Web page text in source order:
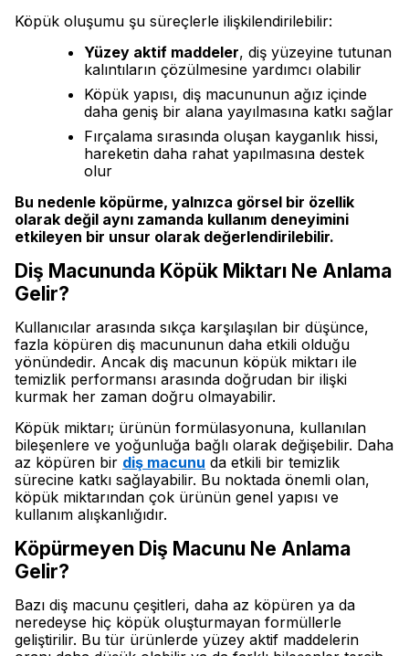
Köpük oluşumu şu süreçlerle ilişkilendirilebilir:
Yüzey aktif maddeler, diş yüzeyine tutunan
kalıntıların çözülmesine yardımcı olabilir
Köpük yapısı, diş macununun ağız içinde
daha geniş bir alana yayılmasına katkı sağlar
Fırçalama sırasında oluşan kayganlık hissi,
hareketin daha rahat yapılmasına destek
olur
Bu nedenle köpürme, yalnızca görsel bir özellik
olarak değil aynı zamanda kullanım deneyimini
etkileyen bir unsur olarak değerlendirilebilir.
Diş Macununda Köpük Miktarı Ne Anlama
Gelir?
Kullanıcılar arasında sıkça karşılaşılan bir düşünce,
fazla köpüren diş macununun daha etkili olduğu
yönündedir. Ancak diş macunun köpük miktarı ile
temizlik performansı arasında doğrudan bir ilişki
kurmak her zaman doğru olmayabilir.
Köpük miktarı; ürünün formülasyonuna, kullanılan
bileşenlere ve yoğunluğa bağlı olarak değişebilir. Daha
az köpüren bir diş macunu da etkili bir temizlik
sürecine katkı sağlayabilir. Bu noktada önemli olan,
köpük miktarından çok ürünün genel yapısı ve
kullanım alışkanlığıdır.
Köpürmeyen Diş Macunu Ne Anlama
Gelir?
Bazı diş macunu çeşitleri, daha az köpüren ya da
neredeyse hiç köpük oluşturmayan formüllerle
geliştirilir. Bu tür ürünlerde yüzey aktif maddelerin